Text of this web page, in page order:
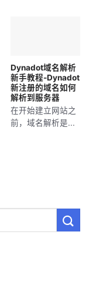
Dynadot域名解析
新手教程-Dynadot
新注册的域名如何
解析到服务器
在开始建立网站之
前，域名解析是...